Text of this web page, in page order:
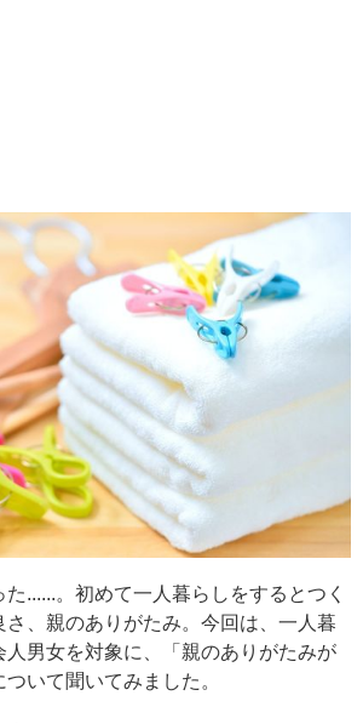
......。初めて一人暮らしをするとつく
、親のありがたみ。今回は、一人暮
人男女を対象に、「親のありがたみが
いて聞いてみました。